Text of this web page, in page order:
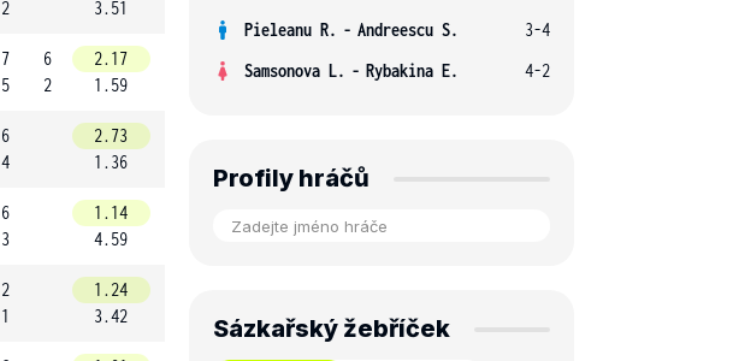
2
3.51
7
5
6
2
2.17
1.59
6
4
2.73
1.36
6
3
1.14
4.59
2
1
1.24
3.42
Pieleanu R. - Andreescu S.
3-4
Samsonova L. - Rybakina E. 4-2
Profily hráčů
Sázkařský žebříček